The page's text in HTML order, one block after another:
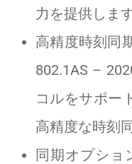
力を提供します
高精度時刻同
802.1AS –
コルをサポー
高精度な時刻
同期オプショ